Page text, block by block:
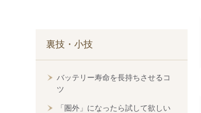
裏技・小技
バッテリー寿命を長持ちさせるコ
ツ
「圏外」になったら試して欲しい